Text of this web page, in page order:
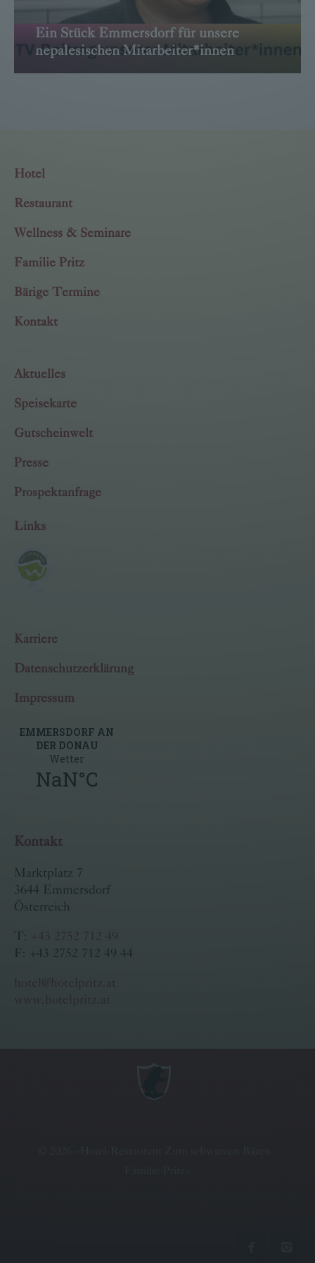
Ein Stück Emmersdorf für unsere
nepalesischen Mitarbeiter*innen
Hotel
Restaurant
Wellness & Seminare
Familie Pritz
Bärige Termine
Kontakt
Aktuelles
Speisekarte
Gutscheinwelt
Presse
Prospektanfrage
Links
Karriere
Datenschutzerklärung
Impressum
Kontakt
Marktplatz 7
3644 Emmersdorf
Österreich
T:
+43 2752 712 49
F: +43 2752 712 49 44